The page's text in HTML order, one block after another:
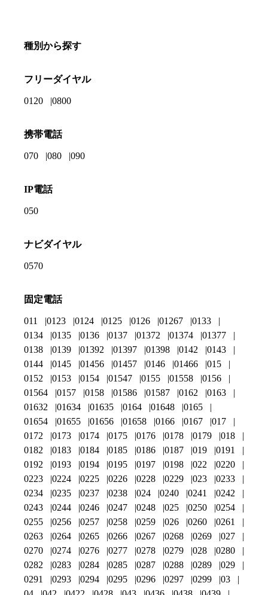
種別から探す
フリーダイヤル
0120 0800
携帯電話
070 080 090
IP電話
050
ナビダイヤル
0570
固定電話
011 0123 0124 0125 0126 01267
0133
0134
0135 0136 0137 01372 01374
01377
0138
0139 01392 01397 01398 0142
0143
0144
0145 01456 01457 0146 01466
015
0152
0153 0154 01547 0155 01558
0156
01564
0157 0158 01586 01587 0162
0163
01632
01634 01635 0164 01648
0165
01654
01655 01656 01658 0166 0167
017
0172
0173 0174 0175 0176 0178 0179
018
0182
0183 0184 0185 0186 0187 019
0191
0192
0193 0194 0195 0197 0198 022
0220
0223
0224 0225 0226 0228 0229 023
0233
0234
0235 0237 0238 024 0240 0241
0242
0243
0244 0246 0247 0248 025 0250
0254
0255
0256 0257 0258 0259 026 0260
0261
0263
0264 0265 0266 0267 0268 0269
027
0270
0274 0276 0277 0278 0279 028
0280
0282
0283 0284 0285 0287 0288 0289
029
0291
0293 0294 0295 0296 0297 0299
03